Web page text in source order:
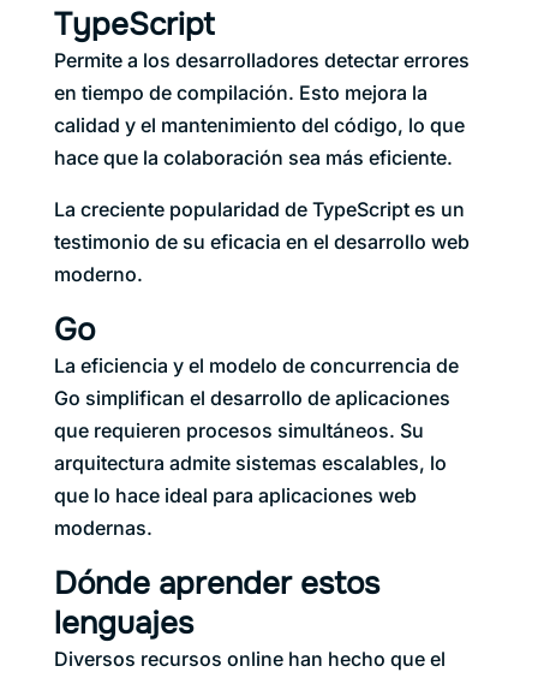
TypeScript
Permite a los desarrolladores detectar errores
en tiempo de compilación. Esto mejora la
calidad y el mantenimiento del código, lo que
hace que la colaboración sea más eficiente.
La creciente popularidad de TypeScript es un
testimonio de su eficacia en el desarrollo web
moderno.
Go
La eficiencia y el modelo de concurrencia de
Go simplifican el desarrollo de aplicaciones
que requieren procesos simultáneos. Su
arquitectura admite sistemas escalables, lo
que lo hace ideal para aplicaciones web
modernas.
Dónde aprender estos
lenguajes
Diversos recursos online han hecho que el